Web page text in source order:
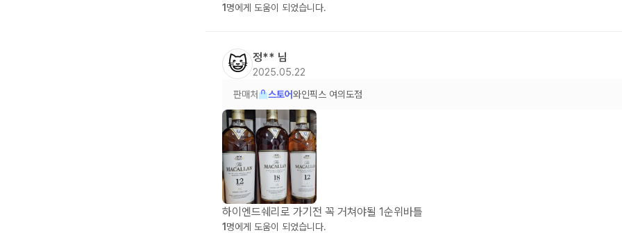
1 명에게 도움이 되었습니다.
😺 정** 님
2025.05.22
판매처 스토어와인픽스 여의도점
하이엔드쉐리로 가기전 꼭 거쳐야될 1순위바틀
1 명에게 도움이 되었습니다.